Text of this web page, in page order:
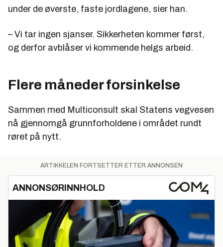
under de øverste, faste jordlagene, sier han.
– Vi tar ingen sjanser. Sikkerheten kommer først,
og derfor avblåser vi kommende helgs arbeid.
Flere måneder forsinkelse
Sammen med Multiconsult skal Statens vegvesen
nå gjennomgå grunnforholdene i området rundt
røret på nytt.
ARTIKKELEN FORTSETTER ETTER ANNONSEN
ANNONSØRINNHOLD